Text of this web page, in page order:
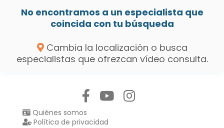
No encontramos a un especialista que
coincida con tu búsqueda
Cambia la localización o busca
especialistas que ofrezcan vídeo consulta.
Quiénes somos
Política de privacidad